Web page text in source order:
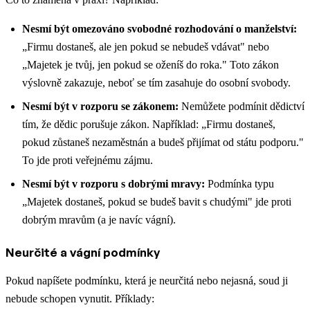
Nesmí být omezováno svobodné rozhodování o manželství:
„Firmu dostaneš, ale jen pokud se nebudeš vdávat" nebo
„Majetek je tvůj, jen pokud se oženíš do roka." Toto zákon
výslovně zakazuje, neboť se tím zasahuje do osobní svobody.
Nesmí být v rozporu se zákonem: Nemůžete podmínit dědictví
tím, že dědic porušuje zákon. Například: „Firmu dostaneš,
pokud zůstaneš nezaměstnán a budeš přijímat od státu podporu."
To jde proti veřejnému zájmu.
Nesmí být v rozporu s dobrými mravy: Podmínka typu
„Majetek dostaneš, pokud se budeš bavit s chudými" jde proti
dobrým mravům (a je navíc vágní).
Neurčité a vágní podmínky
Pokud napíšete podmínku, která je neurčitá nebo nejasná, soud ji
nebude schopen vynutit. Příklady: